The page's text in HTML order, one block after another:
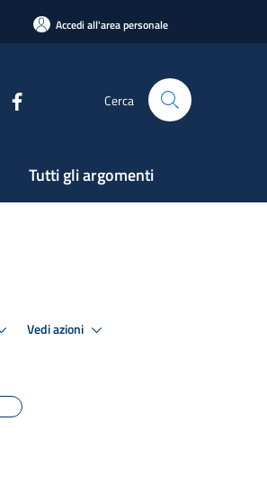
Accedi all'area personale
Cerca
Tutti gli argomenti
Vedi azioni